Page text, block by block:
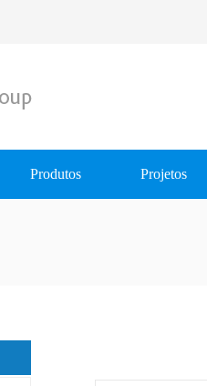
H.Stars (Guangzhou) Refrigerating
Produtos Projetos